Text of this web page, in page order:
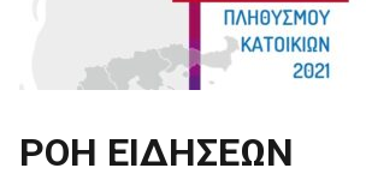
ΡΟΗ ΕΙΔΗΣΕΩΝ